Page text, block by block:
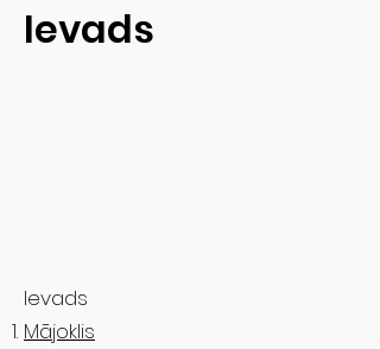
Ievads
Ievads
Mājoklis